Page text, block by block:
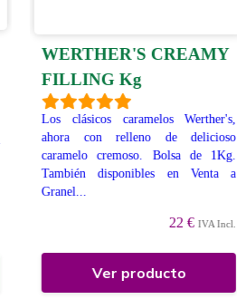
WERTHER'S CREAMY
FILLING Kg
Los clásicos caramelos Werther's,
ahora con relleno de delicioso
caramelo cremoso. Bolsa de 1Kg.
También disponibles en Venta a
Granel...
22 € IVA Incl.
Ver producto